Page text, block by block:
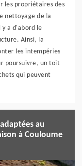
les propriétaires des
nettoyage de la
a d'abord le
Ainsi, la
les intempéries
poursuivre, un toit
qui peuvent
au
à Couloume